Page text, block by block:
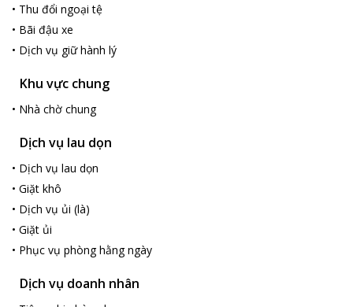
• Thu đổi ngoại tệ
• Bãi đậu xe
• Dịch vụ giữ hành lý
Khu vực chung
• Nhà chờ chung
Dịch vụ lau dọn
• Dịch vụ lau dọn
• Giặt khô
• Dịch vụ ủi (là)
• Giặt ủi
• Phục vụ phòng hằng ngày
Dịch vụ doanh nhân